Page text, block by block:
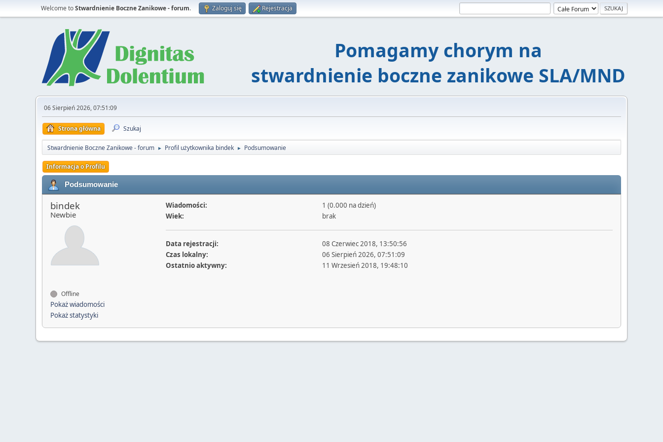
Welcome toStwardnienie Boczne Zanikowe - forum. Zaloguj się Rejestracja
Pomagamy chorym na
stwardnienie boczne zanikowe SLA/MND
06 Sierpień 2026, 07:51:09
Strona główna Szukaj
Stwardnienie Boczne Zanikowe - forum ► Profil użytkownika bindek ► Podsumowanie
Informacja o Profilu
Podsumowanie
bindek
Newbie
Offline
Pokaż wiadomości
Pokaż statystyki
Wiadomości:
1 (0.000 na dzień)
Wiek:
brak
Data rejestracji:
08 Czerwiec 2018, 13:50:56
Czas lokalny:
06 Sierpień 2026, 07:51:09
Ostatnio aktywny:
11 Wrzesień 2018, 19:48:10